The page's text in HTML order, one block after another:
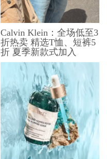
Calvin Klein：全场低至3
折热卖 精选T恤、短裤5
折 夏季新款式加入